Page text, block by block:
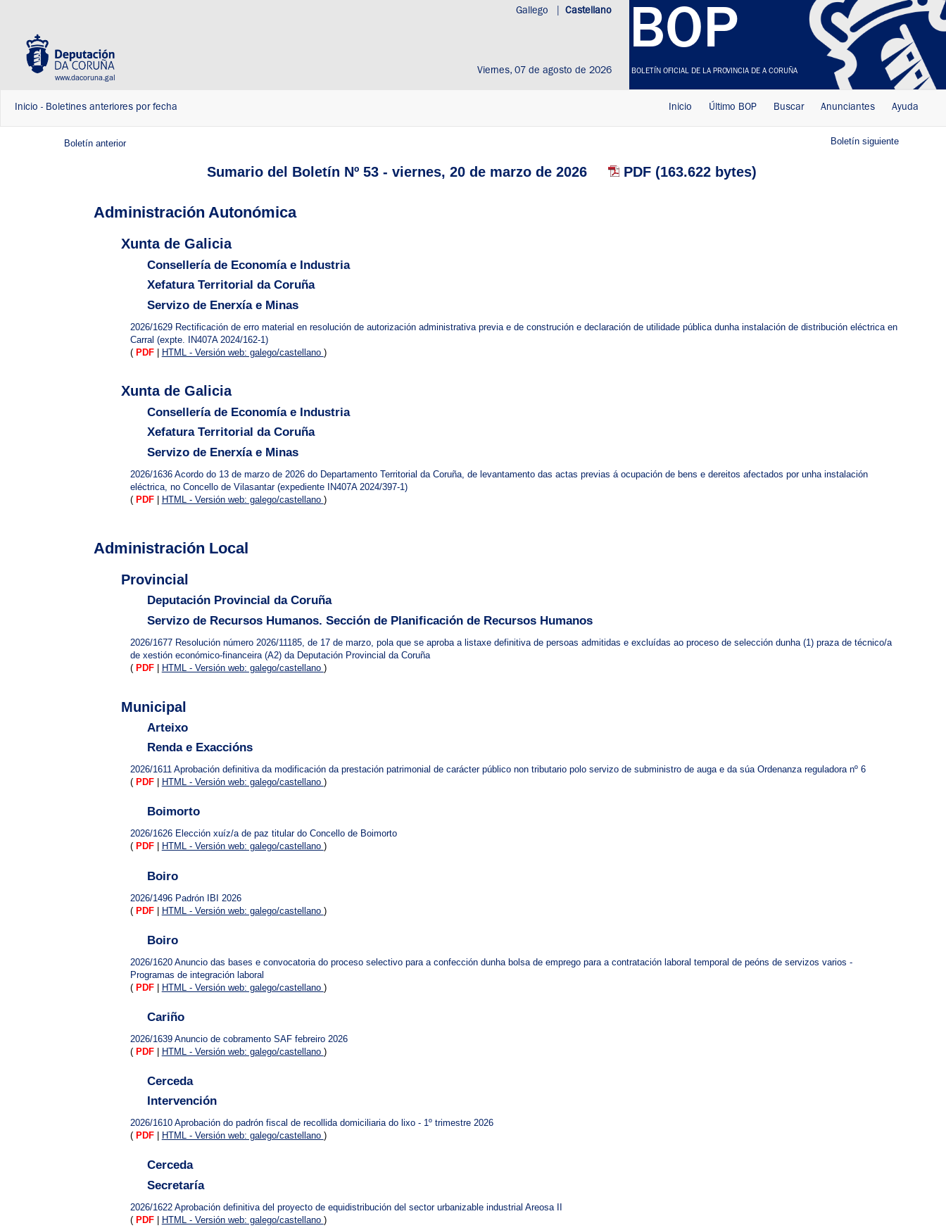
www.dacoruna.gal
Castellano
Gallego
Viernes, 07 de agosto de 2026
BOP
BOLETÍN OFICIAL DE LA PROVINCIA DE A CORUÑA
Inicio - Boletines anteriores por fecha Ayuda
Anunciantes
Buscar
Último BOP
Inicio
Boletín siguiente
Boletín anterior
Sumario del Boletín Nº 53 - viernes, 20 de marzo de 2026 PDF (163.622 bytes)
Administración Autonómica
Xunta de Galicia
Consellería de Economía e Industria
Xefatura Territorial da Coruña
Servizo de Enerxía e Minas
2026/1629 Rectificación de erro material en resolución de autorización administrativa previa e de construción e declaración de utilidade pública dunha instalación de distribución eléctrica en
Carral (expte. IN407A 2024/162-1)
( PDF | HTML - Versión web: galego/castellano )
Xunta de Galicia
Consellería de Economía e Industria
Xefatura Territorial da Coruña
Servizo de Enerxía e Minas
2026/1636 Acordo do 13 de marzo de 2026 do Departamento Territorial da Coruña, de levantamento das actas previas á ocupación de bens e dereitos afectados por unha instalación
eléctrica, no Concello de Vilasantar (expediente IN407A 2024/397-1)
( PDF | HTML - Versión web: galego/castellano )
Administración Local
Provincial
Deputación Provincial da Coruña
Servizo de Recursos Humanos. Sección de Planificación de Recursos Humanos
2026/1677 Resolución número 2026/11185, de 17 de marzo, pola que se aproba a listaxe definitiva de persoas admitidas e excluídas ao proceso de selección dunha (1) praza de técnico/a
de xestión económico-financeira (A2) da Deputación Provincial da Coruña
( PDF HTML - Versión web: galego/castellano )
Municipal
Arteixo
Renda e Exaccións
2026/1611 Aprobación definitiva da modificación da prestación patrimonial de carácter público non tributario polo servizo de subministro de auga e da súa Ordenanza reguladora nº 6
( PDF HTML - Versión web: galego/castellano )
Boimorto
2026/1626 Elección xuíz/a de paz titular do Concello de Boimorto
( PDF HTML - Versión web: galego/castellano )
Boiro
2026/1496 Padrón IBI 2026
( PDF | HTML - Versión web: galego/castellano )
Boiro
2026/1620 Anuncio das bases e convocatoria do proceso selectivo para a confección dunha bolsa de emprego para a contratación laboral temporal de peóns de servizos varios -
Programas de integración laboral
( PDF | HTML - Versión web: galego/castellano )
Cariño
2026/1639 Anuncio de cobramento SAF febreiro 2026
( PDF | HTML - Versión web: galego/castellano )
Cerceda
Intervención
2026/1610 Aprobación do padrón fiscal de recollida domiciliaria do lixo - 1º trimestre 2026
( PDF HTML - Versión web: galego/castellano )
Cerceda
Secretaría
2026/1622 Aprobación definitiva del proyecto de equidistribución del sector urbanizable industrial Areosa II
( PDF | HTML - Versión web: galego/castellano )